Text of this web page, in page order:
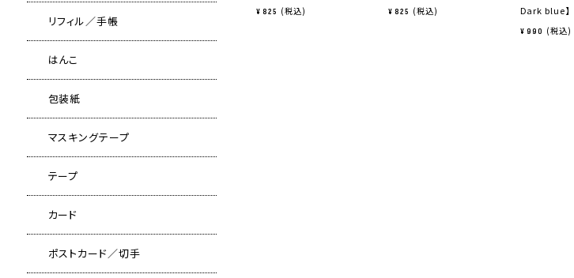
リフィル／手帳
はんこ
包装紙
マスキングテープ
テープ
カード
ポストカード／切手
¥ 825 税込 ¥ 825 税込
Dark blue】
¥ 990 税込